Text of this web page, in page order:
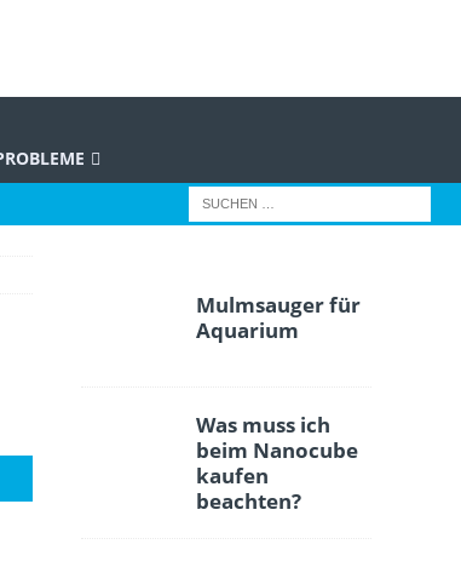
Mulmsauger für
Aquarium
Was muss ich
beim Nanocube
kaufen
beachten?